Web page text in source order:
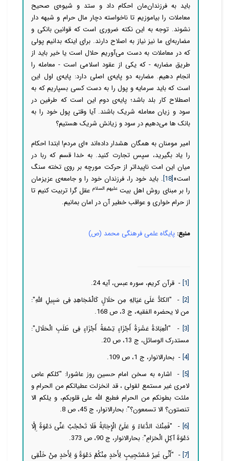
باید به فرزندان‌مان احکام داد و ستد و شیوه‌ی صحیح
معاملات را بیاموزیم تا ناخواسته دچار مال حرام و شبهه دار
نشوند. توجه به این نکته ضروری است که قوانین بانکی و
مضاربه‌ای ما نیز نیاز به اصلاح دارند. برای اینکه بدانیم پولی
که در معاملات به دست می‌آوریم حلال است یا خیر باید از
طریق مضاربه - که یکی از عقود اسلامی است - معامله را
انجام دهیم. مضاربه دو پایه‌ی اصلی دارد: پایه‌ی اول این
است که باید سرمایه و پول را به دست کسی بسپاریم که به
اصطلاح کار بلد باشد؛ پایه‌ی دوم این است که طرفین در
سود و زیان معامله شریک باشند. آیا وقتی پول خود را به
بانک ها می‌دهیم در سود و زیانش شریک هستیم؟
امیر مومنان به همگان هشدار داده‌اند «اى مردم! ابتدا احکام
را یاد بگیرید، سپس تجارت کنید. به خدا قسم که ربا در
میان این امت ناپیداتر از حرکت مورچه بر روى تخته سنگ
است»[18]
. باید خود را، فرزندان خود را و جامعه‌ی عزیزمان
را بر مبنای روش اهل بیتعلیهم السلام عقل گرا تربیت کنیم تا
از حرام خواری و عواقب خطیر آن در امان بمانیم.
منبع:پایگاه علمی فرهنگی محمد (ص)
[1]
- قرآن کریم، سوره عبس، آیه 24.
[2]
- "الکادُّ عَلَی عَیَالِهِ مِن حَلَالٍ كَالْمُجَاهِدِ فِی سَبِیلِ اللَّهِ":
من لا یحضره الفقیه، ج 3، ص 168.
[3]
- "الْعِبَادَةُ عَشَرَةُ أَجْزَاءٍ تِسْعَةُ أَجْزَاءٍ فِی طَلَبِ الْحَلَال‏":
مستدرک الوسائل، ج 13، ص 20.
[4]
- بحارالانوار، ج 1، ص 109.
[5]
- اشاره به سخن امام حسین روز عاشورا: "کلکم عاص
لامرى غیر مستمع لقولى ، قد انخزلت عطیاتکم من الحرام و
ملئت بطونکم من الحرام فطبع الله على قلوبکم، و یلکم الا
تنصتون؟ الا تسمعون؟": بحارالانوار، ج 45، ص 8.
[6]
- "فَمِنْكَ الدُّعَاءُ وَ عَلَیَّ الْإِجَابَةُ فَلَا تَحْجُبْ عَنِّی دَعْوَةً إِلَّا
دَعْوَةَ آكِلِ الْحَرَامِ": بحارالانوار، ج 90، ص 373.
[7]
- "أَنِّی غَیرُ مُسْتَجِیبٍ لِأَحَدٍ مِنْكُمْ دَعْوَةً وَ لِأَحَدٍ مِنْ خَلْقِی